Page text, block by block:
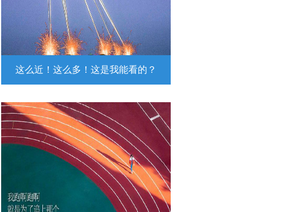
这么近！这么多！这是我能看的？
这么近！这么多！这是我能看的？
近日，陆军第74集团军某旅挺进西北戈
壁靶场，开展跨昼夜实弹射击综合演